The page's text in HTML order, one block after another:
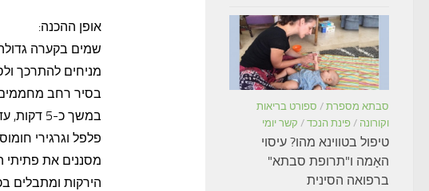
אופן ההכנה:
שמים בקערה
מניחים להתרכך
בסיר רחב
במשך כ-
פלפל וגרגירי חומוס,
מסננים את פתיתי
הירקות ומתבלים
סבתא מספרת / ספורט בריאות
וקורונה / פינת הנכד / קשר יומי
טיפול בטווינא מהו? עיסוי
האָמה ו"תרופת סבתא"
ברפואה הסינית